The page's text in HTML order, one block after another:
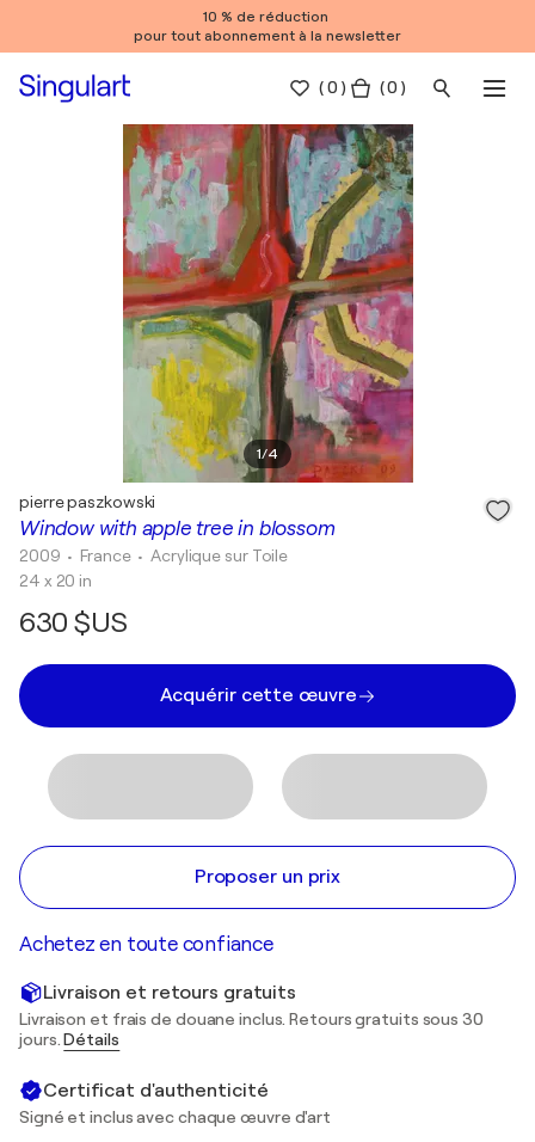
10 % de réduction
pour tout abonnement à la newsletter
(0 ) ( 0 )
1/4
Window with apple tree in blossom
pierre paszkowski
2009 • France •Acrylique sur Toile
24 x 20 in
630 $US
Acquérir cette œuvre
Proposer un prix
Achetez en toute confiance
Livraison et retours gratuits
Livraison et frais de douane inclus. Retours gratuits sous 30
jours.Détails
Certificat d'authenticité
Signé et inclus avec chaque œuvre d'art